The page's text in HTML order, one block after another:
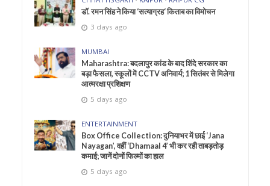
डॉ. रमन सिंह ने किया ‘सत्याग्रह‘ किताब का विमोचन
3 days ago
MUMBAI
Maharashtra: बदलापुर कांड के बाद शिंदे सरकार का
बड़ा फैसला, स्कूलों में CCTV अनिवार्य; 1 सितंबर से मिलेगा
आत्मरक्षा प्रशिक्षण
5 days ago
ENTERTAINMENT
Box Office Collection: दुनियाभर में छाई ‘Jana
Nayagan’, वहीं ‘Dhamaal 4’ भी कर रही ताबड़तोड़
कमाई; जानें दोनों फिल्मों का हाल
5 days ago